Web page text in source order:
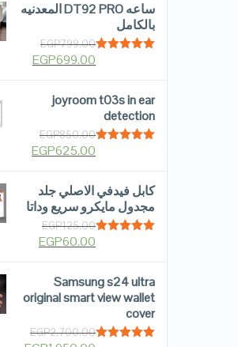
ساعه DT92 PRO المعدنيه
بالكامل
EGP799.00
EGP699.00
joyroom t03s in ear
detection
EGP850.00
EGP625.00
كابل فيدفي الاصلي جلد
مجدول مايكرو سريع وداتا
EGP125.00
EGP60.00
Samsung s24 ultra
original smart view wallet
cover
EGP2,700.00